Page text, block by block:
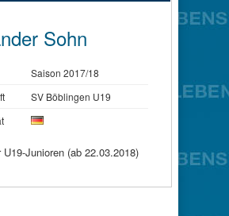
Sohn
Saison 2017/18
SV Böblingen U19
U19-Junioren (ab 22.03.2018)